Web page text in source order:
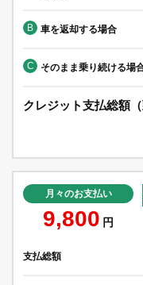
B 車を返却する場合
C そのまま乗り続ける場
クレジット支払総額
月々のお支払い
9,800 円
支払総額